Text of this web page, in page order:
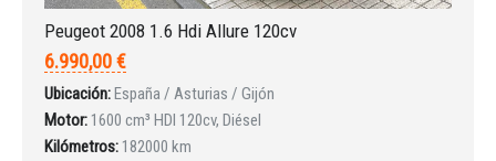
Peugeot 2008 1.6 Hdi Allure 120cv
6.990,00 €
Ubicación:España / Asturias / Gijón
Motor: 1600 cm³ HDI 120cv, Diésel
Kilómetros: 182000 km